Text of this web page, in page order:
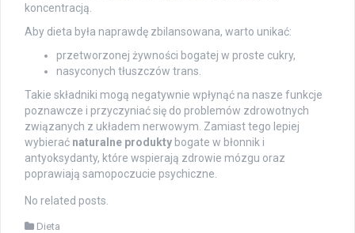
koncentracją.
Aby dieta była naprawdę zbilansowana, warto unikać:
przetworzonej żywności bogatej w proste cukry,
nasyconych tłuszczów trans.
Takie składniki mogą negatywnie wpłynąć na nasze funkcje
poznawcze i przyczyniać się do problemów zdrowotnych
związanych z układem nerwowym. Zamiast tego lepiej
wybierać naturalne produkty bogate w błonnik i
antyoksydanty, które wspierają zdrowie mózgu oraz
poprawiają samopoczucie psychiczne.
No related posts.
Dieta